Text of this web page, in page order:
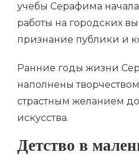
учебы Серафима начала
работы на городских
признание публики и
Ранние годы жизни
наполнены
страстным желанием
искусства.
Детство в